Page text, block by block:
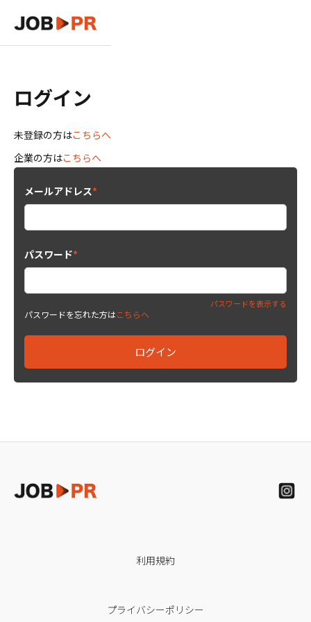
ログイン
未登録の方はこちらへ
企業の方はこちらへ
メールアドレス*
パスワード*
パスワードを表示する
パスワードを忘れた方はこちらへ
利用規約
プライバシーポリシー